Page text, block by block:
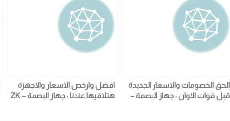
الحق الخصومات والاسعار الجديدة
قبل فوات الاوان : جهاز البصمة –
افضل وارخص الاسعار والاجهزة
هتلاقيها عندنا : جهاز البصمة – ZK